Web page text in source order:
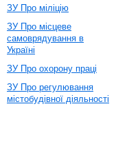
ЗУ Про міліцію
ЗУ Про місцеве
самоврядування в
Україні
ЗУ Про охорону праці
ЗУ Про регулювання
містобудівної діяльності